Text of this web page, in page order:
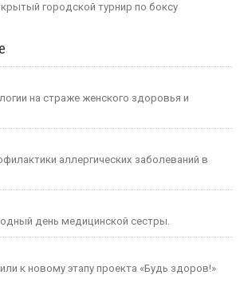
за горами.
России водятся новые правила
прием документов на основные
района Басанг Хулхачеев готовится